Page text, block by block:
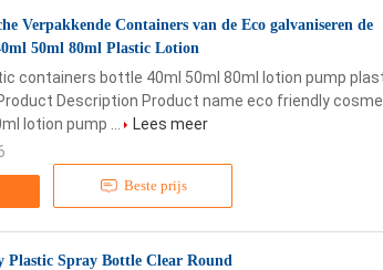
Verpakkende Containers van de Eco galvaniseren de
50ml 80ml Plastic Lotion
Beste prijs
containers bottle 40ml 50ml 80ml lotion pump
Description Product name eco friendly
lotion pump ...
Lees meer
Plastic Spray Bottle Clear Round